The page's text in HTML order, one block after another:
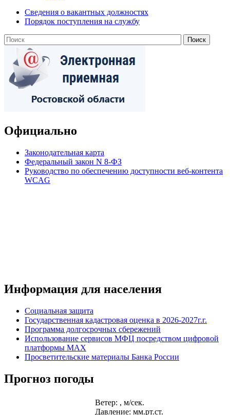
Сведения о вакантных должностях
Порядок поступления на службу
Официально
Законодательная карта
Федеральный закон N 8-ФЗ
Руководство по обеспечению доступности веб-контента
WCAG
Информация для населения
Социальная защита
Государственная кадастровая оценка в 2026-2027г.г.
Программа долгосрочных сбережений
Использование сервисов МФЦ посредством цифровой
платформы MAX
Просветительские материалы Банка России
Прогноз погоды
Ветер: , м/сек.
Давление: мм.рт.ст.